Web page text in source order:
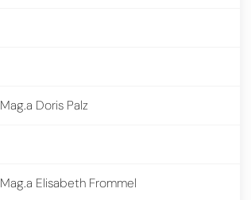
Mag.a Doris Palz
Mag.a Elisabeth Frommel